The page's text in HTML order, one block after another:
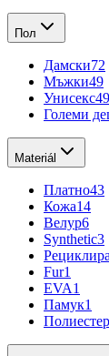
Пол
Дамски72
Мъжки49
Унисекс49
Големи
Materiál
Платно43
Кожа14
Велур6
Synthetic3
Fur1
EVA1
Памук1